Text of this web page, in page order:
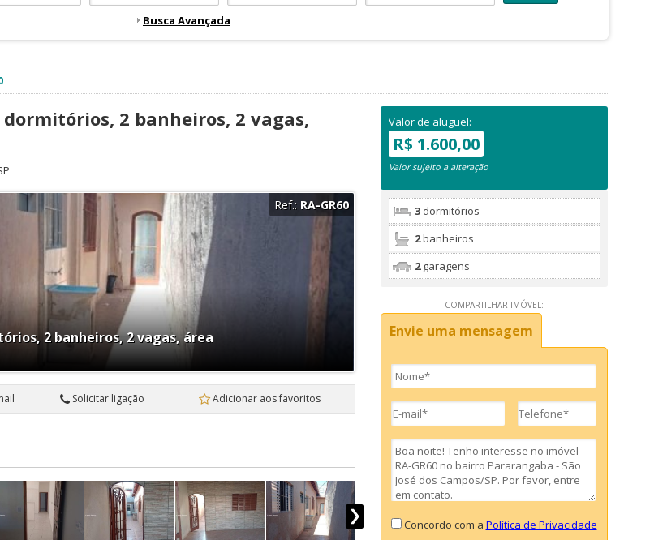
Busca Avançada
dormitórios, 2 banheiros, 2 vagas,
2 banheiros, 2 vagas, área
Ref.: RA-GR60
Solicitar ligação Adicionar aos favoritos
Valor de aluguel:
R$ 1.600,00
Valor sujeito a alteração
3dormitórios
2banheiros
2garagens
COMPARTILHAR IMÓVEL:
Envie uma mensagem
Concordo com a Política de Privacidade